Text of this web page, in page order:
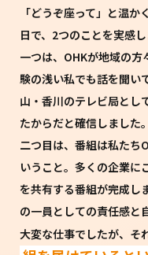
「どうぞ座って」と温
日で、2つのことを実感し
一つは、OHKが地域の
験の浅い私でも話を聞い
山・香川のテレビ局とし
たからだと確信しました。
二つ目は、番組は私たち
いうこと。多くの企業に
を共有する番組が完成し
の一員としての責任感と
大変な仕事でしたが、そ